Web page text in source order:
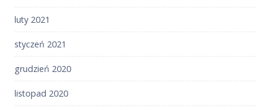
luty 2021
styczeń 2021
grudzień 2020
listopad 2020